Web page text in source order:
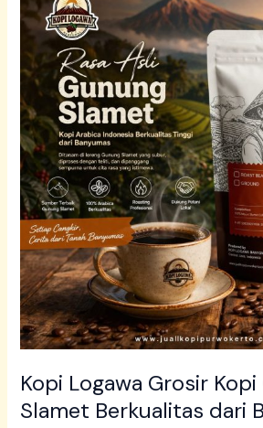
Kopi Logawa Grosir
Slamet Berkualitas dari
Logawa
Grosir
Kopi
Gunung
Slamet
Berkualitas
dari
Banyumas